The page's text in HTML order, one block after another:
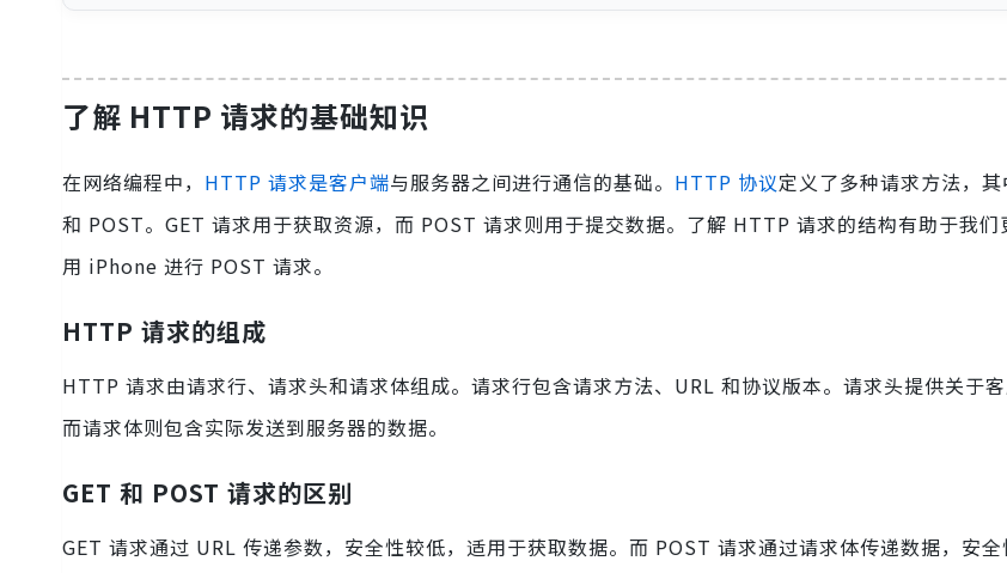
了解 HTTP 请求的基础知识
在网络编程中， HTTP 请求是客户端与服务器之间进行通信的基础。 HTTP 协议定义了多种请求方法，
和 POST。GET 请求用于获取资源，而 POST 请求则用于提交数据。了解 HTTP 请求的结构有助于我们
用 iPhone 进行 POST 请求。
HTTP 请求的组成
HTTP 请求由请求行、请求头和请求体组成。请求行包含请求方法、URL 和协议版本。请求头提供关于客
而请求体则包含实际发送到服务器的数据。
GET 和 POST 请求的区别
GET 请求通过 URL 传递参数，安全性较低，适用于获取数据。而 POST 请求通过请求体传递数据，安